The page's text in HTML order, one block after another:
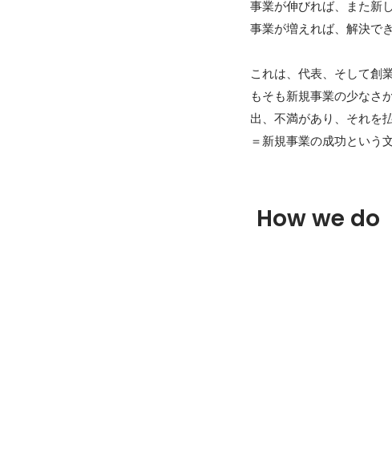
事業が伸びれば、また新
事業が増えれば、解決で
これは、代表、そして創
もそも新規事業の少なさ
出、不満があり、それを
＝新規事業の成功という
How we do